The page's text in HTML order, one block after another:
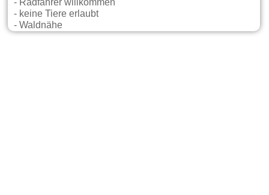
- Radfahrer willkommen
- keine Tiere erlaubt
- Waldnähe